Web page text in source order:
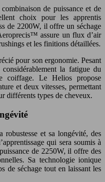
de puissance et de
choix pour les apprentis
de 2200W, il offre un séchage
assure un flux d’air
et les finitions détaillées.
pour son ergonomie. Pesant
la fatigue du
coiffage. Le Helios propose
et deux vitesses, permettant
différents types de cheveux.
et sa longévité, des
qui sera soumis à
de 2250W, il offre des
Sa technologie ionique
de séchage tout en laissant les